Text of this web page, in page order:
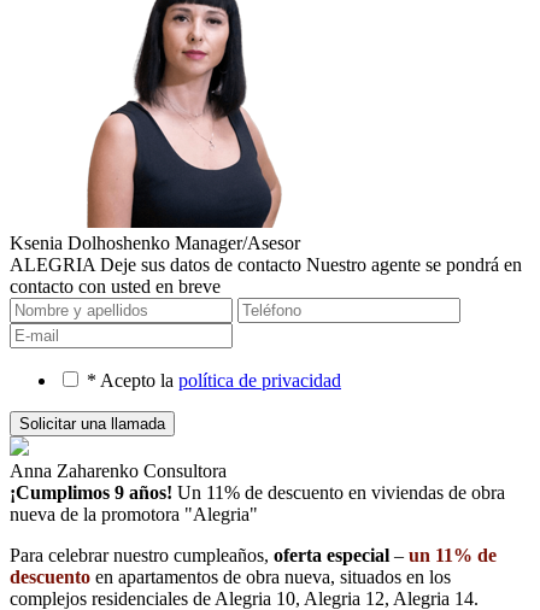
Ksenia Dolhoshenko Manager/Asesor
ALEGRIA Deje sus datos de contacto Nuestro agente se pondrá en
contacto con usted en breve
* Acepto la política de privacidad
Anna Zaharenko Consultora
¡Cumplimos 9 años! Un 11% de descuento en viviendas de obra
nueva de la promotora "Alegria"
Para celebrar nuestro cumpleaños, oferta especial – un 11% de
descuento en apartamentos de obra nueva, situados en los
complejos residenciales de Alegria 10, Alegria 12, Alegria 14.